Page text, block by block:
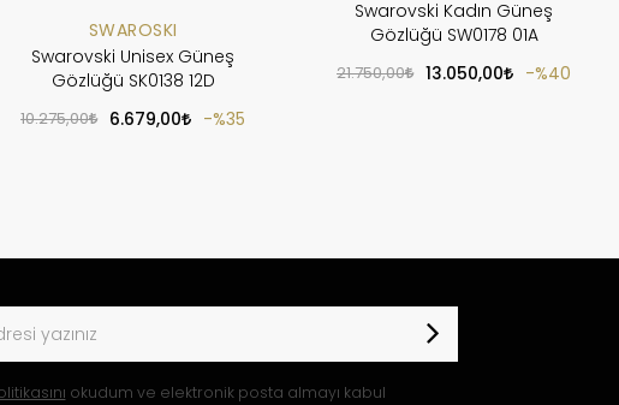
SWAROSKI
Swarovski Unisex Güneş
Gözlüğü SK0138 12D
10.275,00 6.679,00 %35
Swarovski Kadın Güneş
Gözlüğü SW0178 01A
21.750,00 13.050,00 %40
okudum ve elektronik posta almayı kabul